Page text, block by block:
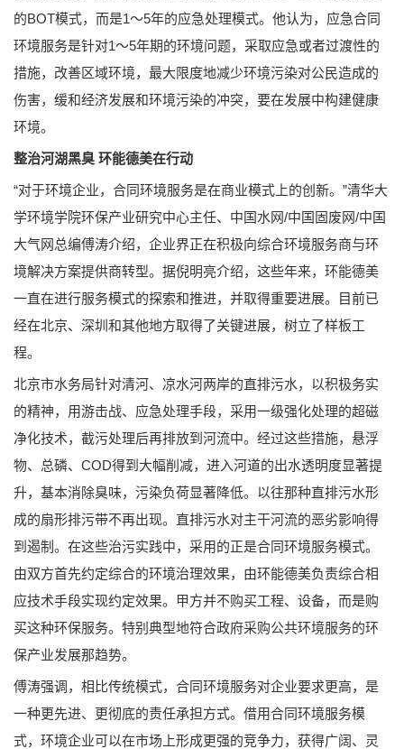
的BOT模式，而是1～5年的应急处理模式。他认为，应急合同
环境服务是针对1～5年期的环境问题，采取应急或者过渡性的
措施，改善区域环境，最大限度地减少环境污染对公民造成的
伤害，缓和经济发展和环境污染的冲突，要在发展中构建健康
环境。
整治河湖黑臭 环能德美在行动
“对于环境企业，合同环境服务是在商业模式上的创新。”清华大
学环境学院环保产业研究中心主任、中国水网/中国固废网/中国
大气网总编傅涛介绍，企业界正在积极向综合环境服务商与环
境解决方案提供商转型。据倪明亮介绍，这些年来，环能德美
一直在进行服务模式的探索和推进，并取得重要进展。目前已
经在北京、深圳和其他地方取得了关键进展，树立了样板工
程。
北京市水务局针对清河、凉水河两岸的直排污水，以积极务实
的精神，用游击战、应急处理手段，采用一级强化处理的超磁
净化技术，截污处理后再排放到河流中。经过这些措施，悬浮
物、总磷、COD得到大幅削减，进入河道的出水透明度显著提
升，基本消除臭味，污染负荷显著降低。以往那种直排污水形
成的扇形排污带不再出现。直排污水对主干河流的恶劣影响得
到遏制。在这些治污实践中，采用的正是合同环境服务模式。
由双方首先约定综合的环境治理效果，由环能德美负责综合相
应技术手段实现约定效果。甲方并不购买工程、设备，而是购
买这种环保服务。特别典型地符合政府采购公共环境服务的环
保产业发展那趋势。
傅涛强调，相比传统模式，合同环境服务对企业要求更高，是
一种更先进、更彻底的责任承担方式。借用合同环境服务模
式，环境企业可以在市场上形成更强的竞争力，获得广阔、灵